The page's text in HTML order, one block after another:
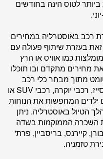
לטוס הינה בחודשים
רכב באוסטרליה במחירים
זאת בעזרת שיתוף פעולה עם
כמו אוויס או הרץ
מחירים מתקדם ובו תוכלו
מתוך מבחר כלי רכב
בקטגוריות שונות כמו אקונומי, פולסייז, רכבי יוקרה, רכבי SUV או
עם ילדים המחפשות את הנוחות
הטיול באוסטרליה. ניתן
השכרה הממוקמות בשדה
קיירנס, בריסביין, פרת'
טזמניה.